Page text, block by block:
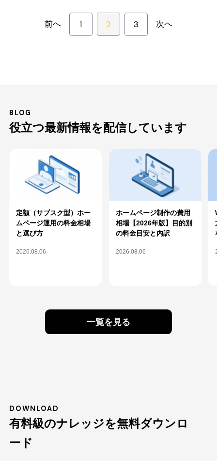
前へ 1 2 3 次へ
BLOG
役立つ最新情報を配信しています
定額（サブスク型）ホー
ムページ運用の料金相場
と選び方
2026.08.06
ホームページ制作の費用
相場【2026年版】目的別
の料金目安と内訳
2026.08.06
一覧を見る
DOWNLOAD
有料級のナレッジを無料ダウンロ
ード